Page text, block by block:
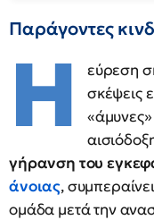
Παράγοντες
Η
εύρεση
σκέψεις
γήρανση του
άνοιας,
ομάδα μετά την